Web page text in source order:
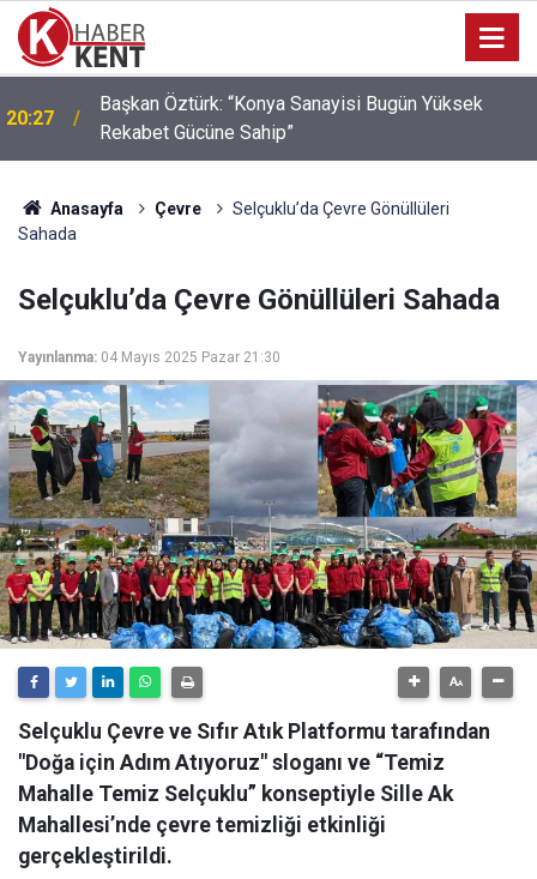
20:27
Başkan Öztürk: “Konya Sanayisi Bugün Yüksek
Rekabet Gücüne Sahip”
Anasayfa Çevre
Selçuklu’da Çevre Gönüllüleri
Sahada
Selçuklu’da Çevre Gönüllüleri Sahada
Yayınlanma: 04 Mayıs 2025 Pazar 21:30
Selçuklu Çevre ve Sıfır Atık Platformu tarafından
"Doğa için Adım Atıyoruz" sloganı ve “Temiz
Mahalle Temiz Selçuklu” konseptiyle Sille Ak
Mahallesi’nde çevre temizliği etkinliği
gerçekleştirildi.